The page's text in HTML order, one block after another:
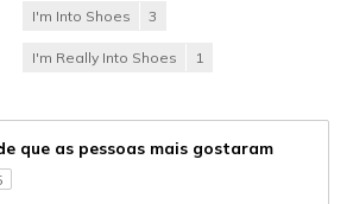
I'm Into Shoes 3
I'm Really Into Shoes 1
que as pessoas mais gostaram